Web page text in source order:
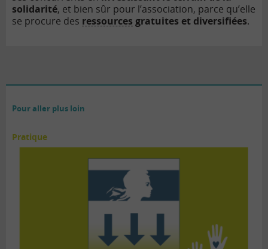
solidarité, et bien sûr pour l’association, parce qu’elle
se procure des ressources gratuites et diversifiées.
Pour aller plus loin
Pratique